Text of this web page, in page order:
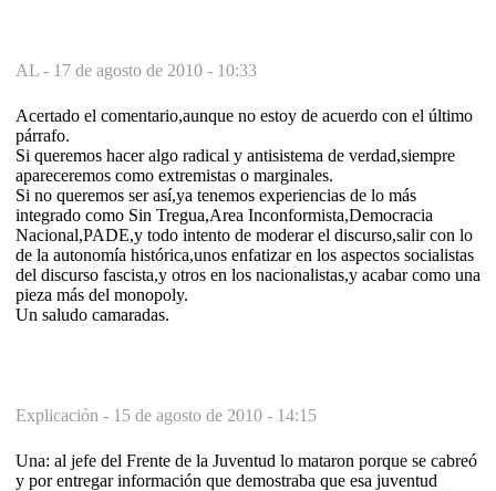
AL - 17 de agosto de 2010 - 10:33
Acertado el comentario,aunque no estoy de acuerdo con el último
párrafo.
Si queremos hacer algo radical y antisistema de verdad,siempre
apareceremos como extremistas o marginales.
Si no queremos ser así,ya tenemos experiencias de lo más
integrado como Sin Tregua,Area Inconformista,Democracia
Nacional,PADE,y todo intento de moderar el discurso,salir con lo
de la autonomía histórica,unos enfatizar en los aspectos socialistas
del discurso fascista,y otros en los nacionalistas,y acabar como una
pieza más del monopoly.
Un saludo camaradas.
Explicación - 15 de agosto de 2010 - 14:15
Una: al jefe del Frente de la Juventud lo mataron porque se cabreó
y por entregar información que demostraba que esa juventud